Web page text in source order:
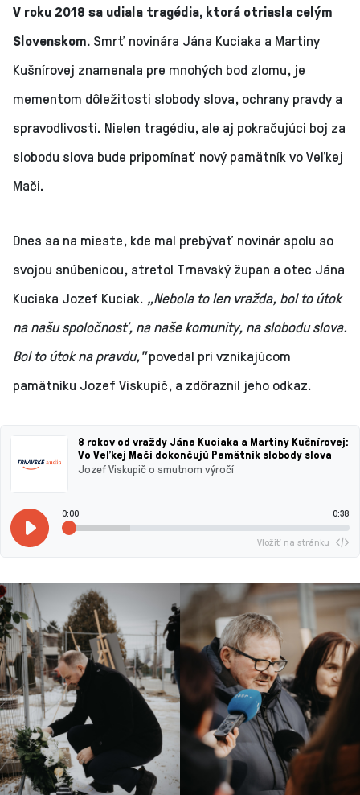
V roku 2018 sa udiala tragédia, ktorá otriasla celým
Slovenskom. Smrť novinára Jána Kuciaka a Martiny
Kušnírovej znamenala pre mnohých bod zlomu, je
mementom dôležitosti slobody slova, ochrany pravdy a
spravodlivosti. Nielen tragédiu, ale aj pokračujúci boj za
slobodu slova bude pripomínať nový pamätník vo Veľkej
Mači.
Dnes sa na mieste, kde mal prebývať novinár spolu so
svojou snúbenicou, stretol Trnavský župan a otec Jána
Kuciaka Jozef Kuciak. „Nebola to len vražda, bol to útok
na našu spoločnosť, na naše komunity, na slobodu slova.
Bol to útok na pravdu,"povedal pri vznikajúcom
pamätníku Jozef Viskupič, a zdôraznil jeho odkaz.
8 rokov od vraždy Jána Kuciaka a Martiny Kušnírovej:
Vo Veľkej Mači dokončujú Pamätník slobody slova
Jozef Viskupič o smutnom výročí
0:00 0:38
Vložiť na stránku